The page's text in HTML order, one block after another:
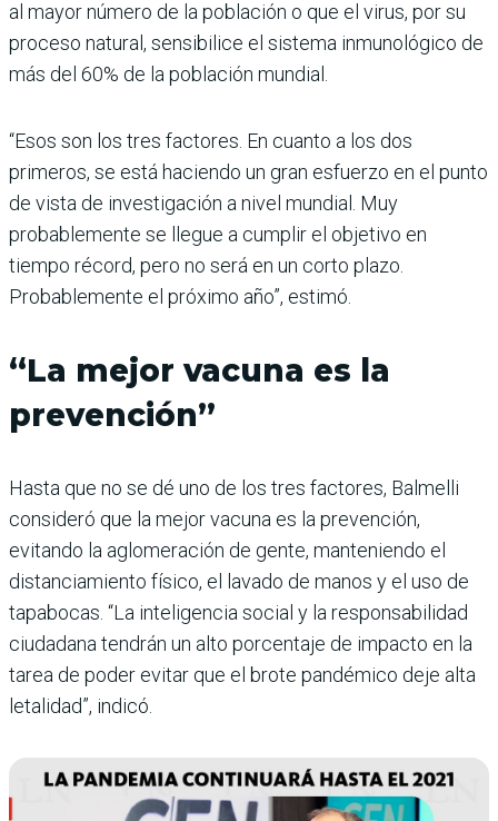
al mayor número de la población o que el virus, por su
proceso natural, sensibilice el sistema inmunológico de
más del 60% de la población mundial.
“Esos son los tres factores. En cuanto a los dos
primeros, se está haciendo un gran esfuerzo en el punto
de vista de investigación a nivel mundial. Muy
probablemente se llegue a cumplir el objetivo en
tiempo récord, pero no será en un corto plazo.
Probablemente el próximo año”, estimó.
“La mejor vacuna es la
prevención”
Hasta que no se dé uno de los tres factores, Balmelli
consideró que la mejor vacuna es la prevención,
evitando la aglomeración de gente, manteniendo el
distanciamiento físico, el lavado de manos y el uso de
tapabocas. “La inteligencia social y la responsabilidad
ciudadana tendrán un alto porcentaje de impacto en la
tarea de poder evitar que el brote pandémico deje alta
letalidad”, indicó.